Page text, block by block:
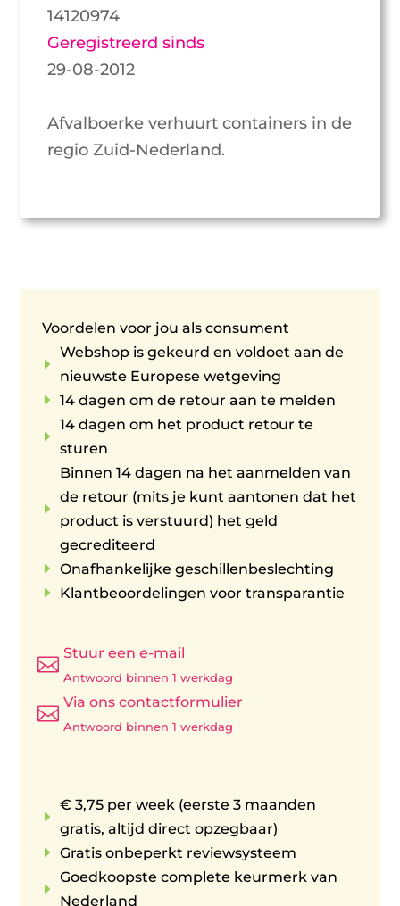
14120974
Geregistreerd sinds
29-08-2012
Afvalboerke verhuurt containers in de
regio Zuid-Nederland.
Voordelen voor jou als consument
E
Webshop is gekeurd en voldoet aan de
nieuwste Europese wetgeving
E 14 dagen om de retour aan te melden
E
14 dagen om het product retour te
sturen
E
Binnen 14 dagen na het aanmelden van
de retour (mits je kunt aantonen dat het
product is verstuurd) het geld
gecrediteerd
E Onafhankelijke geschillenbeslechting
E Klantbeoordelingen voor transparantie

Stuur een e-mail
Antwoord binnen 1 werkdag

Via ons contactformulier
Antwoord binnen 1 werkdag
E
€ 3,75 per week (eerste 3 maanden
gratis, altijd direct opzegbaar)
E Gratis onbeperkt reviewsysteem
E
Goedkoopste complete keurmerk van
Nederland